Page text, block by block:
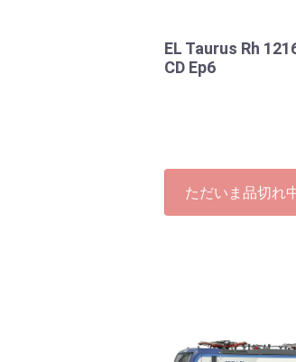
EL Taurus Rh
CD Ep6
ただいま品切れ